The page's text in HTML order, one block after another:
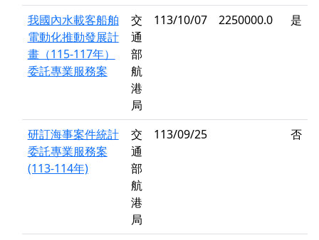
我國內水載客船舶
電動化推動發展計
畫（115-117年）
委託專業服務案
交
通
部
航
港
局
113/10/07 2250000.0 是
研訂海事案件統計
委託專業服務案
(113-114年)
交
通
部
航
港
局
113/09/25 否